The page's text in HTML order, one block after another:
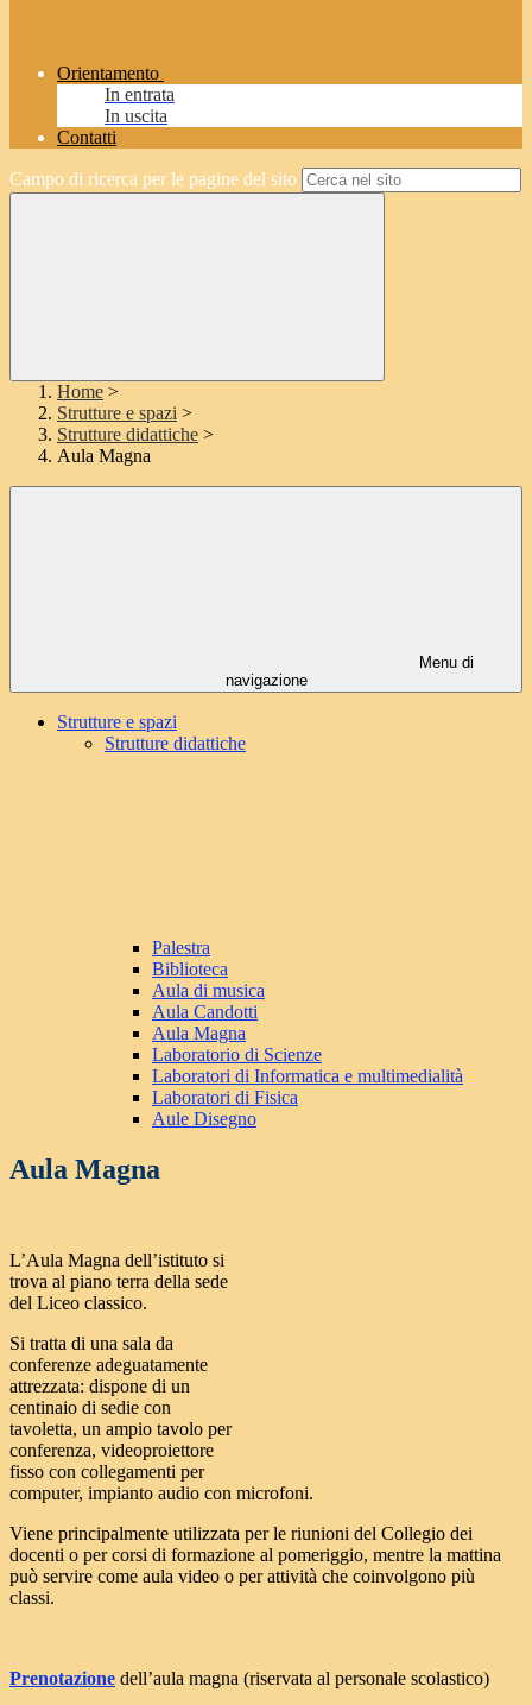
Orientamento
In entrata
In uscita
Contatti
Campo di ricerca per le pagine del sito
Home >
Strutture e spazi >
Strutture didattiche >
Aula Magna
Menu di
navigazione
Strutture e spazi
Strutture didattiche
Palestra
Biblioteca
Aula di musica
Aula Candotti
Aula Magna
Laboratorio di Scienze
Laboratori di Informatica e multimedialità
Laboratori di Fisica
Aule Disegno
Aula Magna
L’Aula Magna dell’istituto si
trova al piano terra della sede
del Liceo classico.
Si tratta di una sala da
conferenze adeguatamente
attrezzata: dispone di un
centinaio di sedie con
tavoletta, un ampio tavolo per
conferenza, videoproiettore
fisso con collegamenti per
computer, impianto audio con microfoni.
Viene principalmente utilizzata per le riunioni del Collegio dei
docenti o per corsi di formazione al pomeriggio, mentre la mattina
può servire come aula video o per attività che coinvolgono più
classi.
Prenotazione dell’aula magna (riservata al personale scolastico)